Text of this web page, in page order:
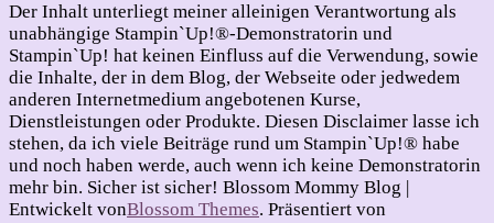
Der Inhalt unterliegt meiner alleinigen Verantwortung als
unabhängige Stampin`Up!®-Demonstratorin und
Stampin`Up! hat keinen Einfluss auf die Verwendung, sowie
die Inhalte, der in dem Blog, der Webseite oder jedwedem
anderen Internetmedium angebotenen Kurse,
Dienstleistungen oder Produkte. Diesen Disclaimer lasse ich
stehen, da ich viele Beiträge rund um Stampin`Up!® habe
und noch haben werde, auch wenn ich keine Demonstratorin
mehr bin. Sicher ist sicher! Blossom Mommy Blog |
Entwickelt vonBlossom Themes. Präsentiert von